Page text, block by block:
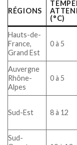
RÉGIONS
(°C)
Hauts-de-
France,
Grand Est
0 à 5
Auvergne
Rhône-
Alpes
0 à 5
Sud-Est 8 à 12
Sud-